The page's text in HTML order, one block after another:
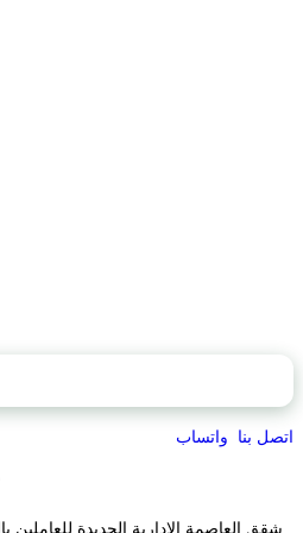
اتصل بنا واتساب